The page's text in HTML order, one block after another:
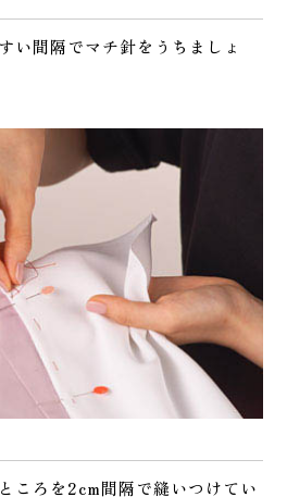
い間隔でマチ針をうちましょ
ころを2cm間隔で縫いつけてい